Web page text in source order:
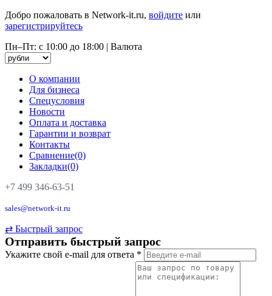
Добро пожаловать в Network-it.ru, войдите или
зарегистрируйтесь
Пн–Пт: с 10:00 до 18:00 | Валюта
О компании
Для бизнеса
Спецусловия
Новости
Оплата и доставка
Гарантии и возврат
Контакты
Сравнение(0)
Закладки(0)
+7 499 346-63-51
sales@network-it.ru
⇄ Быстрый запрос
Отправить быстрый запрос
Укажите свой e-mail для ответа *